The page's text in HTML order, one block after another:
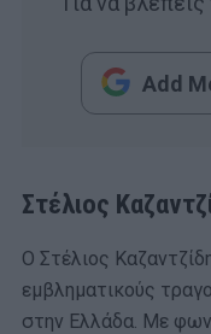
Add
Στέλιος
Ο Στέλιος
εμβληματικούς
στην Ελλάδα. Με